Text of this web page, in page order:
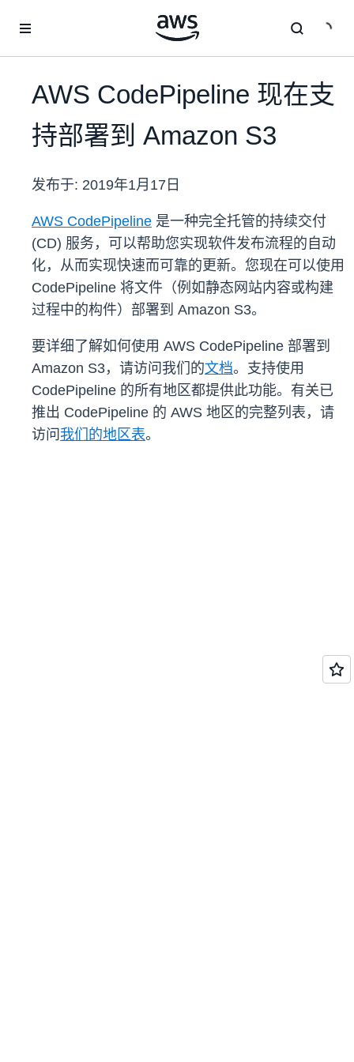
AWS CodePipeline 现在支
持部署到 Amazon S3
发布于: 2019年1月17日
AWS CodePipeline 是一种完全托管的持续交付
(CD) 服务，可以帮助您实现软件发布流程的自动
化，从而实现快速而可靠的更新。您现在可以使用
CodePipeline 将文件（例如静态网站内容或构建
过程中的构件）部署到 Amazon S3。
要详细了解如何使用 AWS CodePipeline 部署到
Amazon S3，请访问我们的文档。支持使用
CodePipeline 的所有地区都提供此功能。有关已
推出 CodePipeline 的 AWS 地区的完整列表，请
访问 我们的地区表。